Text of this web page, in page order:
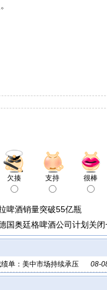
欠揍 支持 很棒
啤酒销量突破55亿瓶
国奥廷格啤酒公司计划关
08-
单：美中市场持续承压